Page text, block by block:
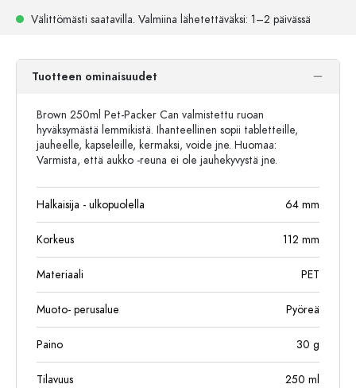
Välittömästi saatavilla. Valmiina lähetettäväksi: 1–2 päivässä
Tuotteen ominaisuudet
Brown 250ml Pet-Packer Can valmistettu ruoan
hyväksymästä lemmikistä. Ihanteellinen sopii tabletteille,
jauheelle, kapseleille, kermaksi, voide jne. Huomaa:
Varmista, että aukko -reuna ei ole jauhekyvystä jne.
Halkaisija - ulkopuolella 64 mm
Korkeus 112 mm
Materiaali PET
Muoto- perusalue Pyöreä
Paino 30 g
Tilavuus 250 ml